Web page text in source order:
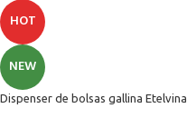
HOT
NEW
Dispenser de bolsas gallina Etelvina